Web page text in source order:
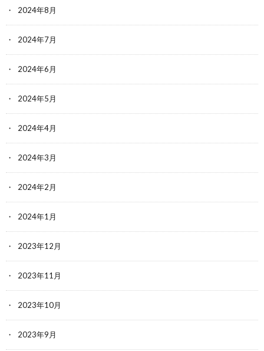
2024年8月
2024年7月
2024年6月
2024年5月
2024年4月
2024年3月
2024年2月
2024年1月
2023年12月
2023年11月
2023年10月
2023年9月